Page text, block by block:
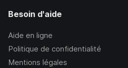
Besoin d'aide
Aide en ligne
Politique de confidentialité
Mentions légales